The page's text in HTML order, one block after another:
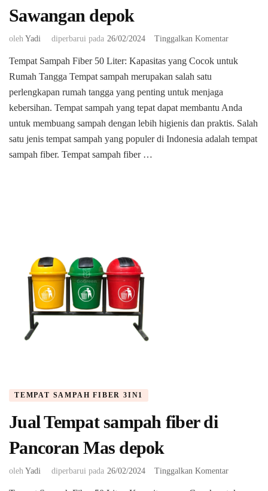
Sawangan depok
oleh Yadi diperbarui pada 26/02/2024 Tinggalkan Komentarpada
Tempat
Sawangan
depok
Tempat Sampah Fiber 50 Liter: Kapasitas yang Cocok untuk
Rumah Tangga Tempat sampah merupakan salah satu
perlengkapan rumah tangga yang penting untuk menjaga
kebersihan. Tempat sampah yang tepat dapat membantu Anda
untuk membuang sampah dengan lebih higienis dan praktis. Salah
satu jenis tempat sampah yang populer di Indonesia adalah tempat
sampah fiber. Tempat sampah fiber …
TEMPAT SAMPAH FIBER 3IN1
Jual Tempat sampah fiber di
Pancoran Mas depok
oleh Yadi diperbarui pada 26/02/2024 Tinggalkan Komentarpada